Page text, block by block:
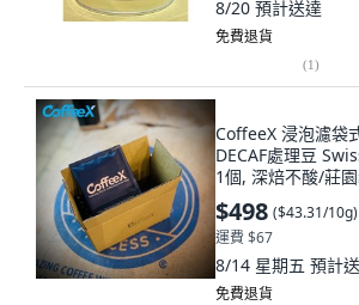
8/20 預計送達
免費退貨
(1)
CoffeeX 浸泡濾袋
DECAF處理豆
1個, 深焙不酸/莊
保), 11.5g, 10個裝
$498 ($43.31/10g)
運費 $67
8/14 星期五 預計
免費退貨